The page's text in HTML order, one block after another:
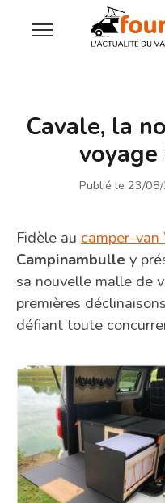
Cavale, la
Publié le 23/
Fidèle au camper-van
Campinambulle y
sa nouvelle malle de
premières
défiant toute